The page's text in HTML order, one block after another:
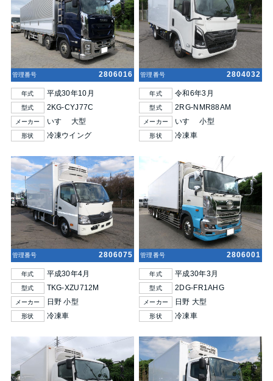
管理番号 2806016
年式 平成30年10月
型式 2KG-CYJ77C
メーカー いすゞ 大型
形状 冷凍ウイング
管理番号 2804032
年式 令和6年3月
型式 2RG-NMR88AM
メーカー いすゞ 小型
形状 冷凍車
管理番号 2806075
年式 平成30年4月
型式 TKG-XZU712M
メーカー 日野 小型
形状 冷凍車
管理番号 2806001
年式 平成30年3月
型式 2DG-FR1AHG
メーカー 日野 大型
形状 冷凍車